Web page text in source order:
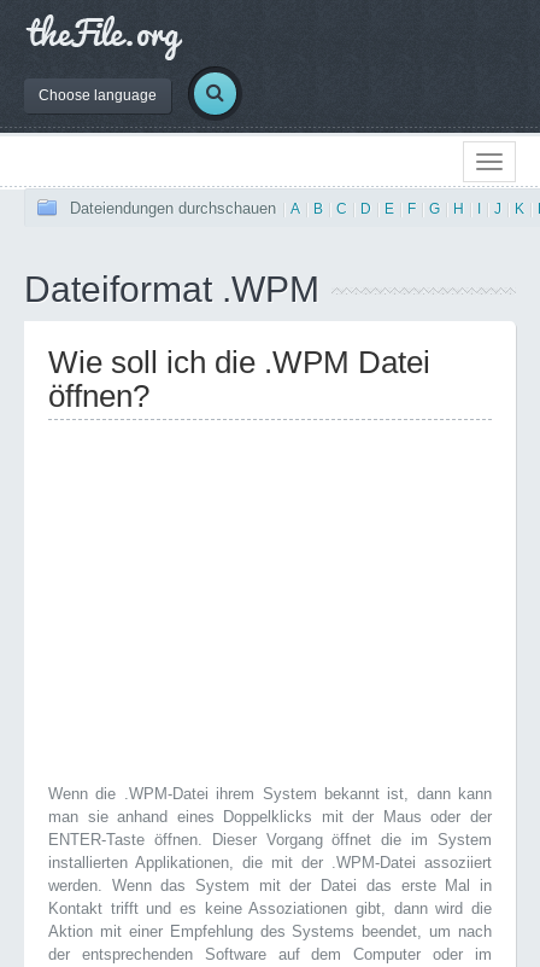
Choose language
Dateiendungen durchschauen A B C D E F G H J K
Dateiformat .WPM
Wie soll ich die .WPM Datei
öffnen?
Wenn die .WPM-Datei ihrem System bekannt ist, dann kann
man sie anhand eines Doppelklicks mit der Maus oder der
ENTER-Taste öffnen. Dieser Vorgang öffnet die im System
installierten Applikationen, die mit der .WPM-Datei assoziiert
werden. Wenn das System mit der Datei das erste Mal in
Kontakt trifft und es keine Assoziationen gibt, dann wird die
Aktion mit einer Empfehlung des Systems beendet, um nach
der entsprechenden Software auf dem Computer oder im